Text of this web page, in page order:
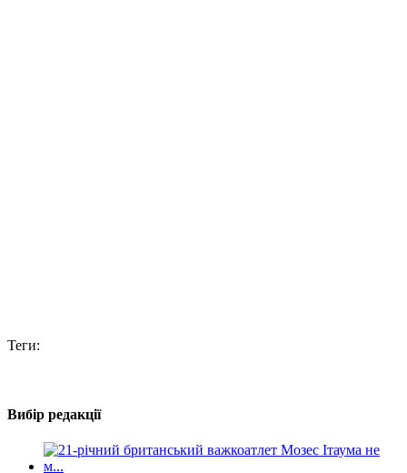
Теги:
Вибір редакції